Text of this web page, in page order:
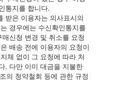
통지를 합니다.
받은 이용자는 의사표시의
경우에는 수신확인통지를
신청 변경 및 취소를 요청
배송 전에 이용자의 요청이
체 없이 그 요청에 따라 처
. 다만 이미 대금을 지불한
의 청약철회 등에 관한 규정